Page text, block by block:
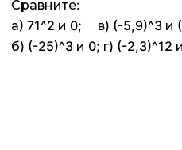
Сравните:
а) 71^2 и 0; в) (-5,9)^3 и
б) (-25)^3 и 0; г) (-2,3)^12